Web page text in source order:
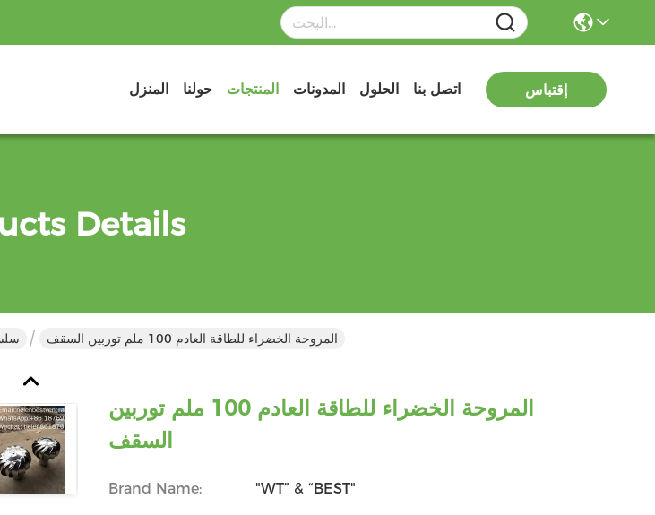
المنزل حولنا المنتجات المدونات الحلول اتصل بنا إقتباس
Details
المروحة الخضراء للطاقة العادم 100 ملم توربين السقف
المروحة الخضراء للطاقة العادم 100 ملم توربين
السقف
Brand Name: "WT” & “BEST"